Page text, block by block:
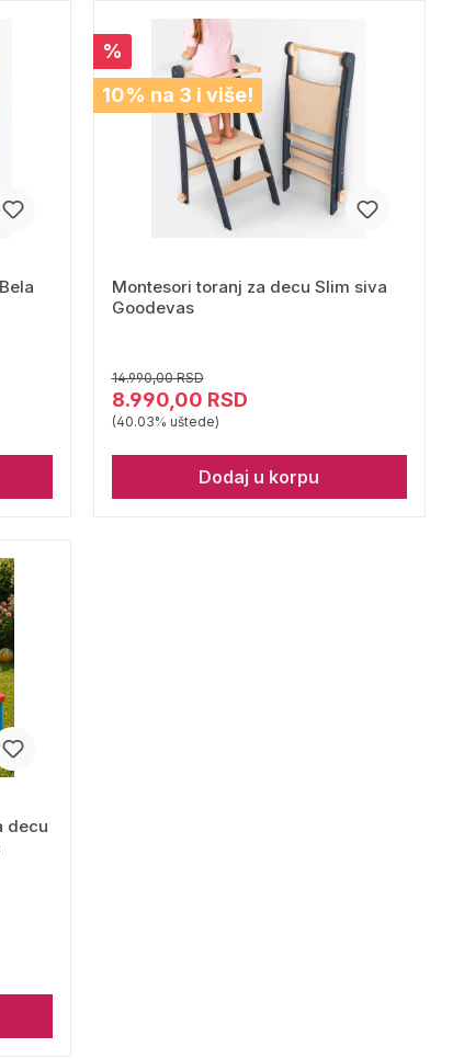
%
10% na 3 i više!
Montesori toranj za decu Slim siva
Goodevas
14.990,00 RSD
8.990,00 RSD
(40.03% uštede)
Dodaj u korpu
decu